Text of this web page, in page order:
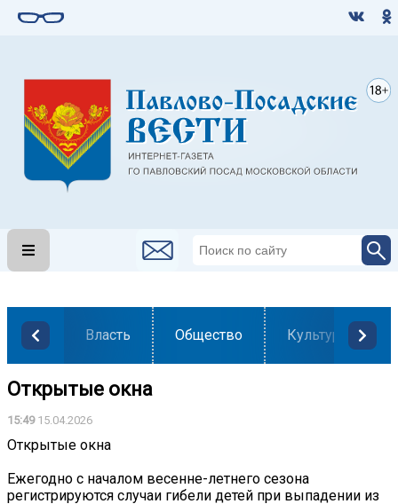
Власть Общество Культура
Открытые окна
15:4915.04.2026
Открытые окна
Ежегодно с началом весенне-летнего сезона
регистрируются случаи гибели детей при выпадении из